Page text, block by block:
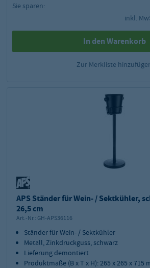
Sie sparen:
inkl.
In den Warenkorb
Zur Merkliste
APS Ständer für Wein- / Sektkühler,
26,5 cm
Art.-Nr.: GH-APS36116
Ständer für Wein- / Sektkühler
Metall, Zinkdruckguss, schwarz
Lieferung demontiert
Produktmaße (B x T x H): 265 x 265 x 715